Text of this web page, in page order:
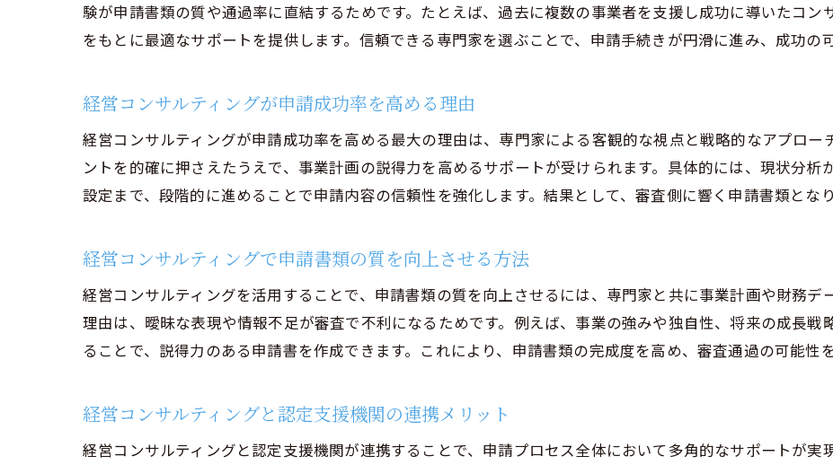
経営コンサルティングで安心の申請代行依頼を実現
適切な申請代行と経営コンサルティングの関係性
違法トラブルを避けるための相談先と注意事項
認定支援機関の活用で補助金獲得率アップ
経営コンサルティングと認定支援機関の役割を理解
ものづくり補助金で認定支援機関を活用するメリット
認定支援機関と経営コンサルティングの連携事例
経営コンサルティングで支援機関の強みを最大化
認定支援機関の支援を受ける際の注意点
対象外条件や申請リスクを事前に確認しよう
ものづくり補助金申請で見落としがちなリスク
経営コンサルティングが指摘する申請時の注意点
験が申請書類の質や通過率に直結するためです。たとえば、過去に複数の事業者を支援し成功に導いたコ
をもとに最適なサポートを提供します。信頼できる専門家を選ぶことで、申請手続きが円滑に進み、成功の
経営コンサルティングが申請成功率を高める理由
経営コンサルティングが申請成功率を高める最大の理由は、専門家による客観的な視点と戦略的なアプロー
ントを的確に押さえたうえで、事業計画の説得力を高めるサポートが受けられます。具体的には、現状分析
設定まで、段階的に進めることで申請内容の信頼性を強化します。結果として、審査側に響く申請書類とな
経営コンサルティングで申請書類の質を向上させる方法
経営コンサルティングを活用することで、申請書類の質を向上させるには、専門家と共に事業計画や財務デ
理由は、曖昧な表現や情報不足が審査で不利になるためです。例えば、事業の強みや独自性、将来の成長
ることで、説得力のある申請書を作成できます。これにより、申請書類の完成度を高め、審査通過の可能性
経営コンサルティングと認定支援機関の連携メリット
経営コンサルティングと認定支援機関が連携することで、申請プロセス全体において多角的なサポートが実